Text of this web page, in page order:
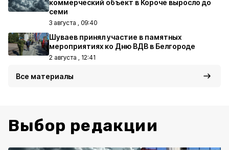
коммерческий объект в Короче выросло до
семи
3 августа , 09:40
Шуваев принял участие в памятных
мероприятиях ко Дню ВДВ в Белгороде
2 августа , 12:41
Все материалы
Выбор редакции